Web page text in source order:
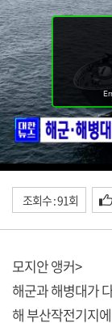
조회수 : 91회
모지안 앵커>
해군과 해병대가
해 부산작전기지